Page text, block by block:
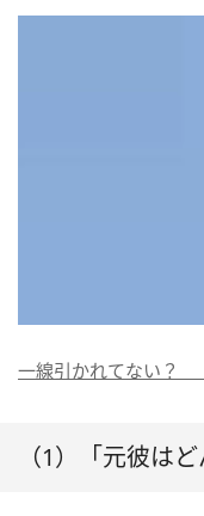
一線引かれてない？
（1）「元彼は